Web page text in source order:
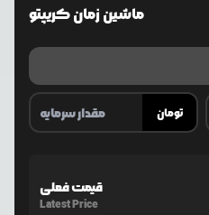
ماشین زمان کریپتو
تومان
قیمت فعلی
Latest Price